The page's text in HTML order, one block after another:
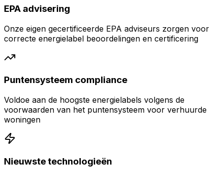
EPA advisering
Onze eigen gecertificeerde EPA adviseurs zorgen voor
correcte energielabel beoordelingen en certificering
Puntensysteem compliance
Voldoe aan de hoogste energielabels volgens de
voorwaarden van het puntensysteem voor verhuurde
woningen
Nieuwste technologieën